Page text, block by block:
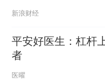
新浪财经
平安好医生：杠杆
者
医曜